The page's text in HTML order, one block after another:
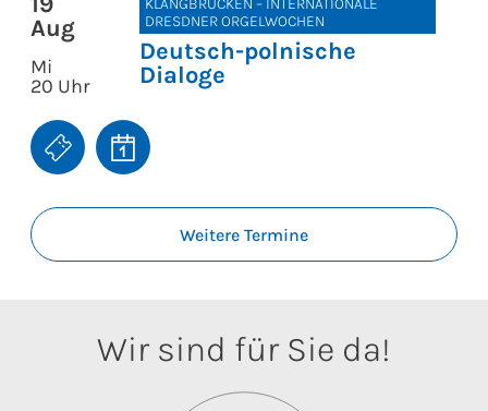
Aug
Mi
20 Uhr
KLANGBRÜCKEN – INTERNATIONALE
DRESDNER ORGELWOCHEN
Deutsch-polnische
Dialoge
Weitere Termine
Wir sind für Sie da!